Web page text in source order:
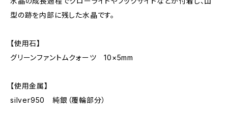
型の跡を内部に残した水晶です。
【使用石】
グリーンファントムクォーツ 10×5mm
【使用金属】
silver950 純銀（覆輪部分）